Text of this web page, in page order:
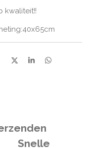
kwaliteit!!
D
S
D
verzenden
Snelle